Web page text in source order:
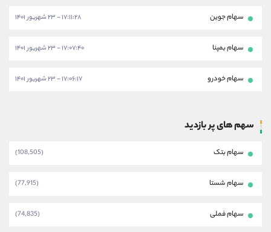
سهام جوین ۱۷:۱۱:۲۸ - ۲۳ شهریور ۱۴۰۱
سهام بمپنا ۱۷:۰۷:۴۰ - ۲۳ شهریور ۱۴۰۱
سهام خودرو ۱۷:۰۶:۱۷ - ۲۳ شهریور ۱۴۰۱
سهم های پر بازدید
سهام بتک (108,505)
سهام شستا (77,915)
سهام فملی (74,835)